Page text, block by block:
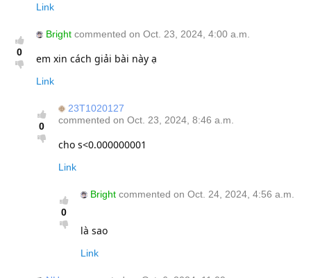
Link
0
Bright commented on Oct. 23, 2024, 4:00 a.m.
em xin cách giải bài này ạ
Link
0
23T1020127
commented on Oct. 23, 2024, 8:46 a.m.
cho s<0.000000001
Link
0
Bright commented on Oct. 24, 2024, 4:56 a.m.
là sao
Link